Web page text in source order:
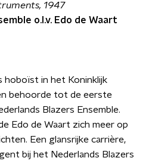
1947
o.l.v. Edo de Waart
hoboïst in het Koninklijk
behoorde tot de eerste
Blazers Ensemble.
Edo de Waart zich meer op
Een glansrijke carrière,
bij het Nederlands Blazers